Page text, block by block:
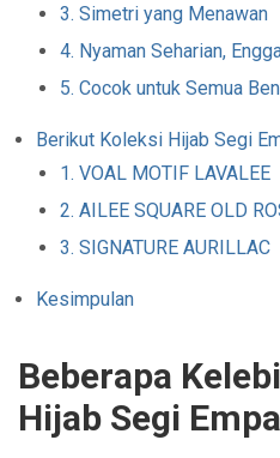
3. Simetri yang Menawan
4. Nyaman Seharian,
5. Cocok untuk Semua
Berikut Koleksi Hijab Segi
1. VOAL MOTIF LAVALEE
2. AILEE SQUARE OLD
3. SIGNATURE AURILLAC
Kesimpulan
Beberapa
Hijab Segi